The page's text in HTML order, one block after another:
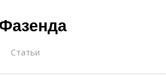
Фазенда
Статьи